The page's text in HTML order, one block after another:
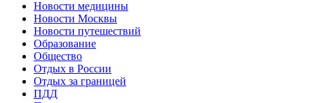
Новости медицины
Новости Москвы
Новости путешествий
Образование
Общество
Отдых в России
Отдых за границей
ПДД